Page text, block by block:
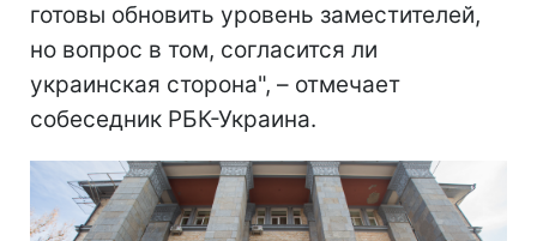
готовы обновить уровень заместителей,
но вопрос в том, согласится ли
украинская сторона", – отмечает
собеседник РБК-Украина.